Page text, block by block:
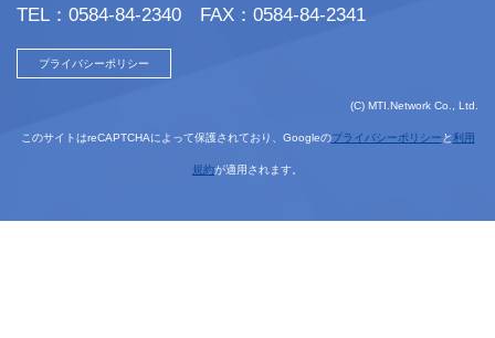
TEL：0584-84-2340 FAX：0584-84-2341
プライバシーポリシー
(C) MTI.Network Co., Ltd.
このサイトはreCAPTCHAによって保護されており、Googleのプライバシーポリシー と利用
規約が適用されます。